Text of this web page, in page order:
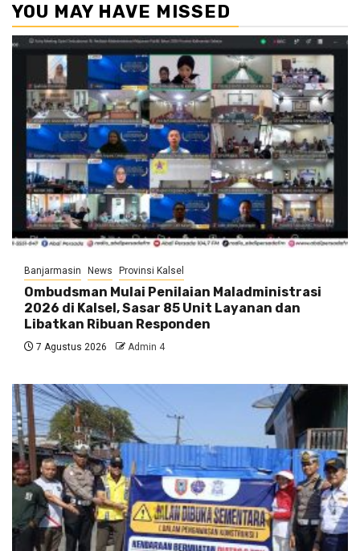
YOU MAY HAVE MISSED
Banjarmasin News Provinsi Kalsel
Ombudsman Mulai Penilaian Maladministrasi
2026 di Kalsel, Sasar 85 Unit Layanan dan
Libatkan Ribuan Responden
7 Agustus 2026 Admin 4